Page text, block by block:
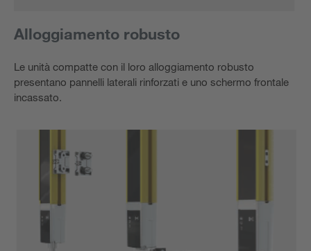
Alloggiamento robusto
Le unità compatte con il loro alloggiamento robusto
presentano pannelli laterali rinforzati e uno schermo frontale
incassato.